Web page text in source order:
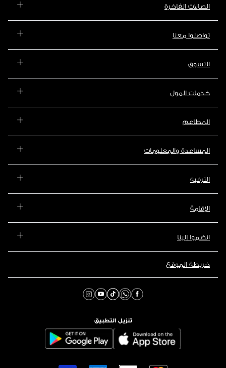
الصالات الفاخرة
تواصلوا معنا
التسوق
خدمات المول
المطاعم
المساعدة والمعلومات
الترفيه
الإقامة
انضموا إلينا
خريطة الموقع
تنزيل التطبيق